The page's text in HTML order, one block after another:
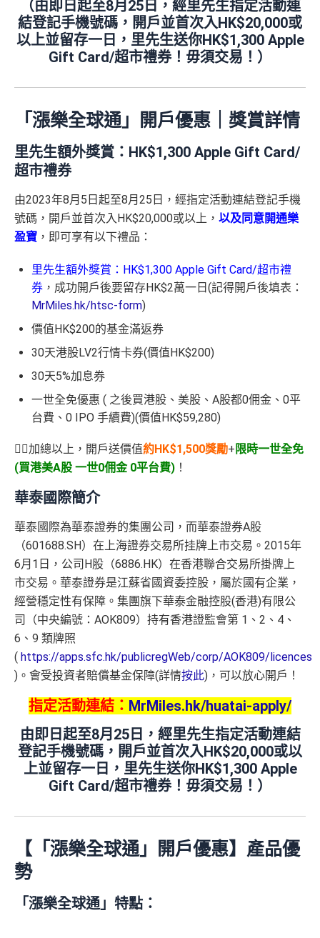
（由即日起至8月25日，經里先生指定活動連
結登記手機號碼，開戶並首次入HK$20,000或
以上並留存一日，里先生送你HK$1,300 Apple
Gift Card/超市禮券！毋須交易！）
「漲樂全球通」開戶優惠｜獎賞詳情
里先生額外獎賞：HK$1,300 Apple Gift Card/
超市禮券
由2023年8月5日起至8月25日，經指定活動連結登記手機
號碼，開戶並首次入HK$20,000或以上， 以及同意開通樂
盈寶 ，即可享有以下禮品：
里先生額外獎賞：HK$1,300 Apple Gift Card/超市禮
券 ，成功開戶後要留存HK$2萬一日(記得開戶後填表：
MrMiles.hk/htsc-form)
價值HK$200的基金滿返券
30天港股LV2行情卡券(價值HK$200)
30天5%加息券
一世全免優惠 ( 之後買港股、美股、A股都0佣金、0平
台費、0 IPO 手續費)(價值HK$59,280)
👉🏻加總以上，開戶送價值約HK$1,500獎勵+ 限時一世全免
(買港美A股 一世0佣金 0平台費) ！
華泰國際簡介
華泰國際為華泰證券的集團公司，而華泰證券A股
（601688.SH）在上海證券交易所挂牌上市交易。2015年
6月1日，公司H股（6886.HK）在香港聯合交易所掛牌上
市交易。華泰證券是江蘇省國資委控股，屬於國有企業，
經營穩定性有保障。集團旗下華泰金融控股(香港)有限公
司（中央編號：AOK809）持有香港證監會第 1、2、4、
6、9 類牌照
( https://apps.sfc.hk/publicregWeb/corp/AOK809/licences
)。會受投資者賠償基金保障(詳情按此)，可以放心開戶！
指定活動連結： MrMiles.hk/huatai-apply/
由即日起至8月25日，經里先生指定活動連結
登記手機號碼，開戶並首次入HK$20,000或以
上並留存一日，里先生送你HK$1,300 Apple
Gift Card/超市禮券！毋須交易！）
【「漲樂全球通」開戶優惠】產品優
勢
「漲樂全球通」特點：